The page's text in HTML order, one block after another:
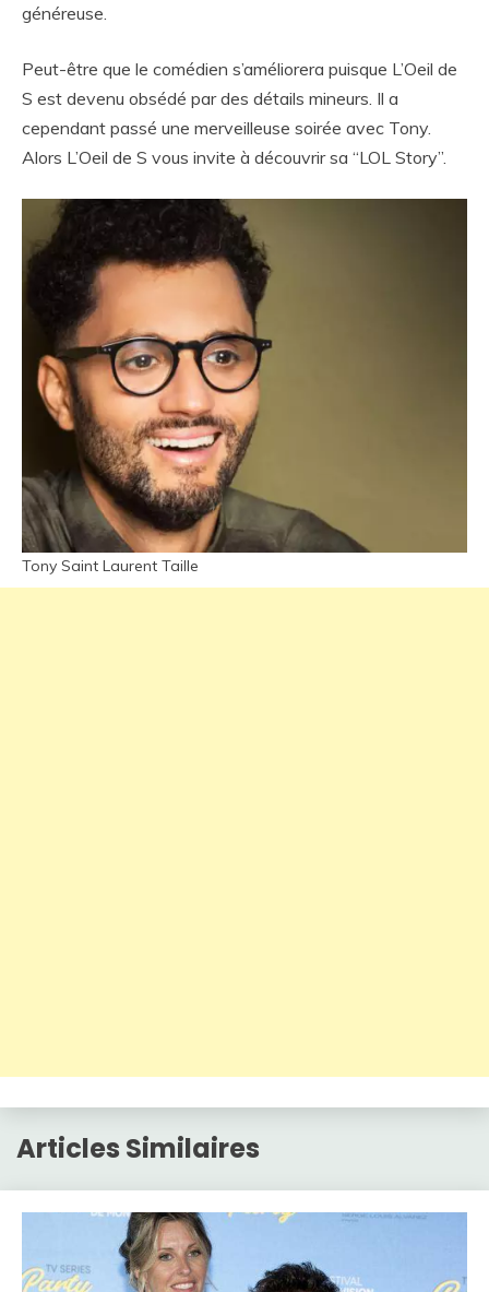
généreuse.
Peut-être que le comédien s’améliorera puisque L’Oeil de
S est devenu obsédé par des détails mineurs. Il a
cependant passé une merveilleuse soirée avec Tony.
Alors L’Oeil de S vous invite à découvrir sa “LOL Story”.
Tony Saint Laurent Taille
Articles Similaires